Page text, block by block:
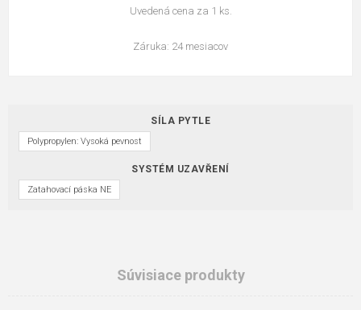
Uvedená cena za 1 ks.
Záruka: 24 mesiacov
SÍLA PYTLE
Polypropylen: Vysoká pevnost
SYSTÉM UZAVŘENÍ
Zatahovací páska NE
Súvisiace produkty